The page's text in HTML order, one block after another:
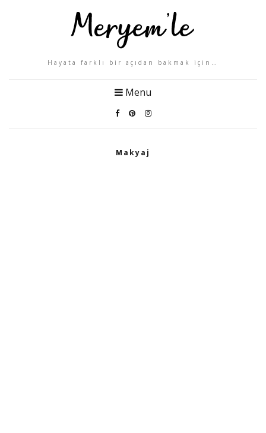
Hayata farklı bir açıdan bakmak için…
Menu
Makyaj